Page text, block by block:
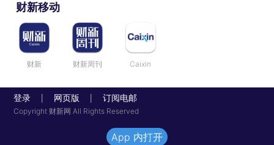
财新移动
财新 财新周刊 Caixin
登录 网页版 订阅电邮
Copyright 财新网 All Rights Reserved
App 内打开